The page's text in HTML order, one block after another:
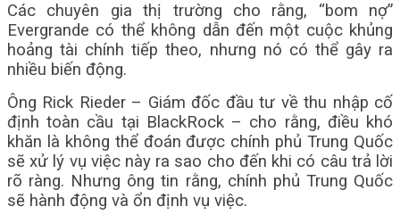
Các chuyên gia thị trường cho rằng, “bom nợ”
Evergrande có thể không dẫn đến một cuộc khủng
hoảng tài chính tiếp theo, nhưng nó có thể gây ra
nhiều biến động.
Ông Rick Rieder – Giám đốc đầu tư về thu nhập cố
định toàn cầu tại BlackRock – cho rằng, điều khó
khăn là không thể đoán được chính phủ Trung Quốc
sẽ xử lý vụ việc này ra sao cho đến khi có câu trả lời
rõ ràng. Nhưng ông tin rằng, chính phủ Trung Quốc
sẽ hành động và ổn định vụ việc.